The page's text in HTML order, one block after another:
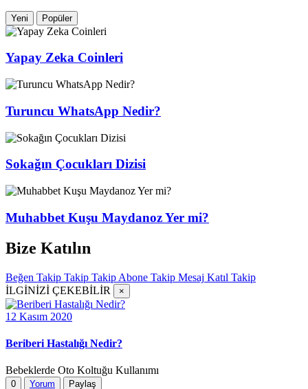
Yeni Popüler
Yapay Zeka Coinleri
Turuncu WhatsApp Nedir?
Sokağın Çocukları Dizisi
Muhabbet Kuşu Maydanoz Yer mi?
Bize Katılın
Beğen Takip Takip Takip Abone Takip Mesaj Katıl Takip
İLGİNİZİ ÇEKEBİLİR
×
12 Kasım 2020
Beriberi Hastalığı Nedir?
Bebeklerde Oto Koltuğu Kullanımı
0 Yorum Paylaş